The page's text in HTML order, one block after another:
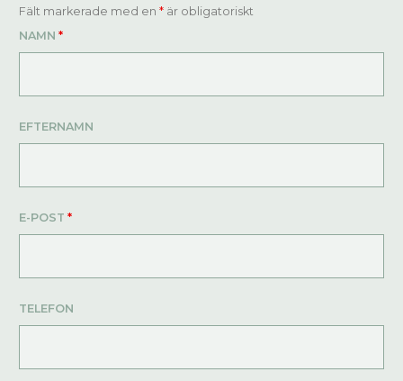
Fält markerade med en * är obligatoriskt
NAMN *
EFTERNAMN
E-POST *
TELEFON